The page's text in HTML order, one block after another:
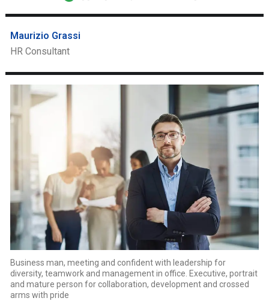
Maurizio Grassi
HR Consultant
Business man, meeting and confident with leadership for
diversity, teamwork and management in office. Executive, portrait
and mature person for collaboration, development and crossed
arms with pride